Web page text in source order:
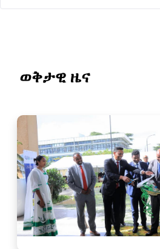
ወቅታዊ ዜና